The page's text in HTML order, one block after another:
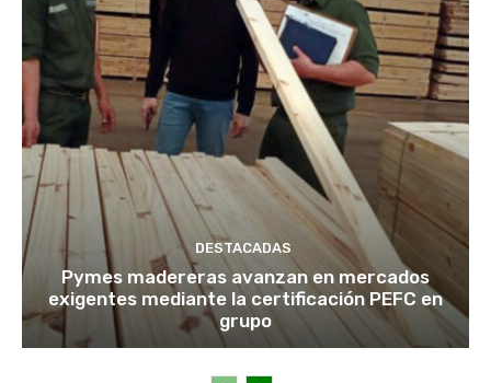
DESTACADAS
Pymes madereras avanzan en mercados
exigentes mediante la certificación PEFC en
grupo